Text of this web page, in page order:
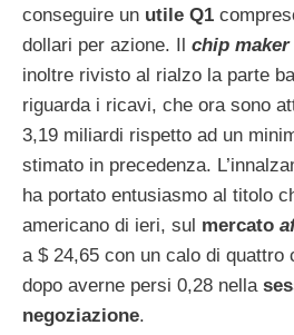
conseguire un utile Q1
dollari per azione. Il chip maker
inoltre rivisto al rialzo la parte
riguarda i ricavi, che ora sono
3,19 miliardi rispetto ad un
stimato in precedenza.
ha portato entusiasmo al titolo
americano di ieri, sul mercato
a $ 24,65 con un calo di quattro
dopo averne persi 0,28 nella
negoziazione.